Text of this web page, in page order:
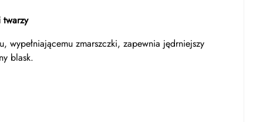
wypełniającemu zmarszczki, zapewnia jędrniejszy
blask.